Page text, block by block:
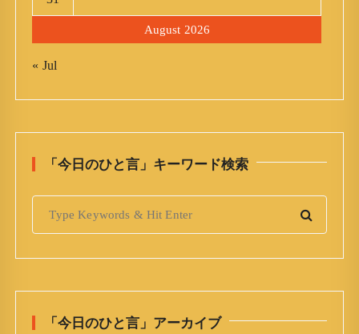
August 2026
« Jul
「今日のひと言」キーワード検索
「今日のひと言」アーカイブ